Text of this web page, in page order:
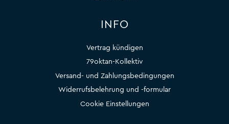
INFO
Vertrag kündigen
79oktan-Kollektiv
Versand- und Zahlungsbedingungen
Widerrufsbelehrung und -formular
Cookie Einstellungen